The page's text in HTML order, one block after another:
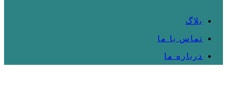
بلاگ
تماس با ما
درباره ما